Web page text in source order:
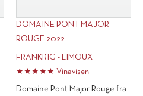
DOMAINE PONT MAJOR
ROUGE 2022
FRANKRIG - LIMOUX
★★★★★ Vinavisen
Domaine Pont Major Rouge fra